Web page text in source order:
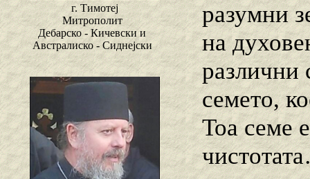
г. Тимотеј
Митрополит
Дебарско - Кичевски и
Австралиско - Сиднејски
разумни
на
различни
семето,
Тоа семе